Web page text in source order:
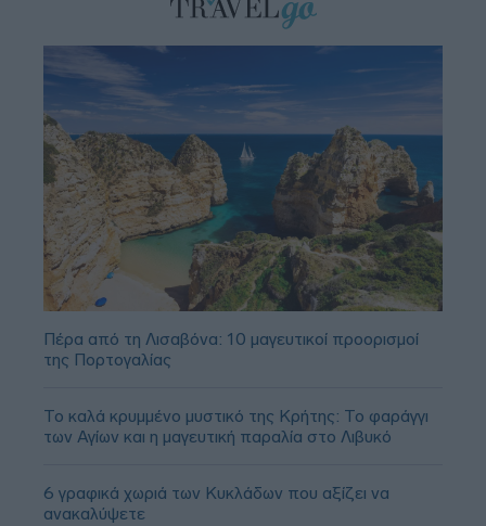
Πέρα από τη Λισαβόνα: 10 μαγευτικοί προορισμοί
της Πορτογαλίας
Το καλά κρυμμένο μυστικό της Κρήτης: Το φαράγγι
των Αγίων και η μαγευτική παραλία στο Λιβυκό
6 γραφικά χωριά των Κυκλάδων που αξίζει να
ανακαλύψετε